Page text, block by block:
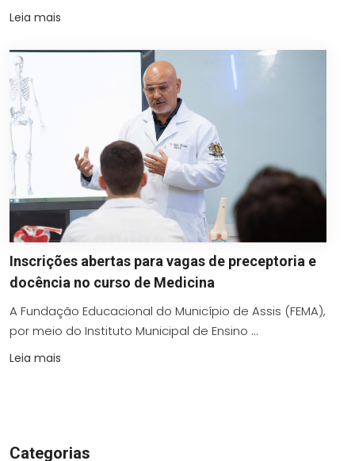
Leia mais
Inscrições abertas para vagas de preceptoria e
docência no curso de Medicina
A Fundação Educacional do Município de Assis (FEMA),
por meio do Instituto Municipal de Ensino ...
Leia mais
Categorias